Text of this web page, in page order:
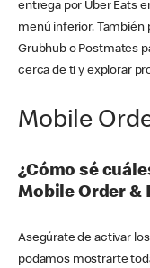
entrega por Uber Eats
menú inferior. También
Grubhub o Postmates
cerca de ti y explorar
Mobile
¿Cómo sé
Mobile Order &
Asegúrate de activar
podamos mostrarte